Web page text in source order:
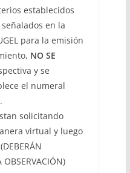
establecidos
en la
para la emisión
NO SE
y se
el numeral
solicitando
virtual y luego
OBSERVACIÓN)